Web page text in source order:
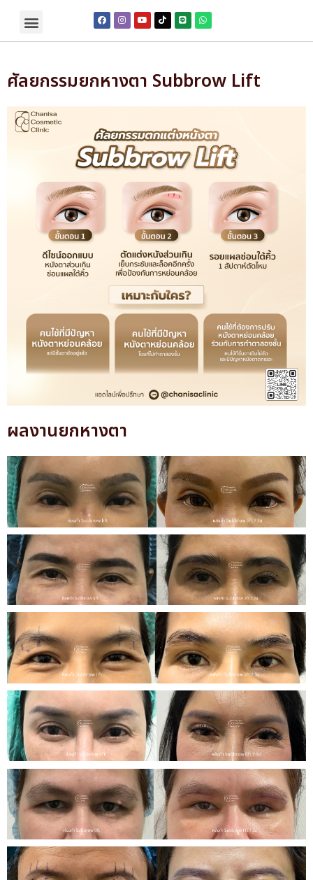
ศัลยกรรมยกหางตา Subbrow Lift
ผลงานยกหางตา